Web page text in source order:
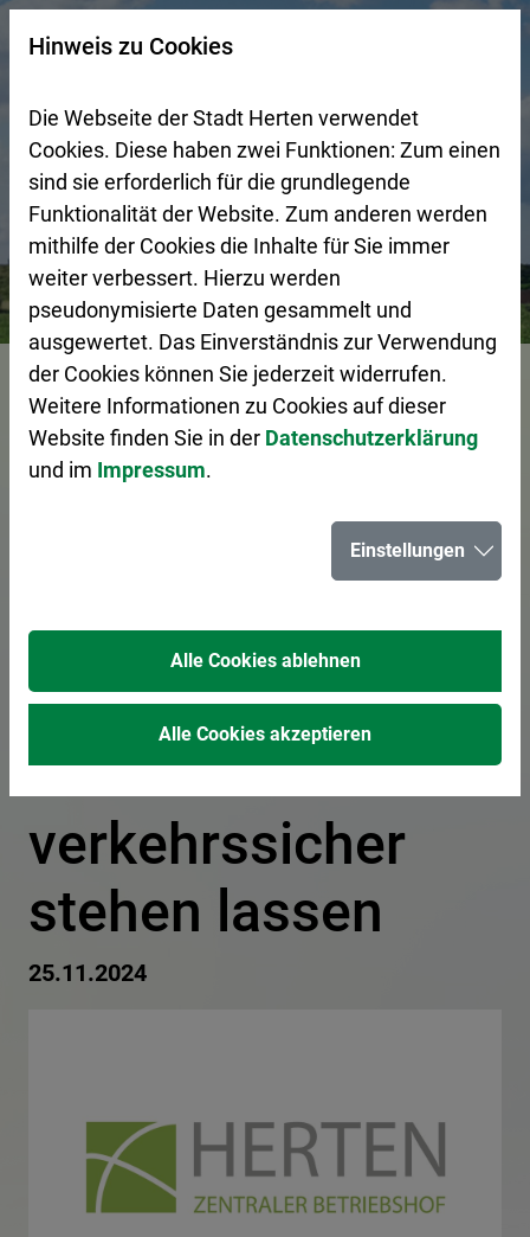
Zur Startseite (Schnelltaste 0)
Zum Seitenanfang springen (Schnelltaste A)
Zur Navigation/Menü springen (Schnelltaste M)
Zur Suche springen (Schnelltaste 8)
Zum Inhalt springen (Schnelltaste I)
Zum Fußbereich springen (Schnelltaste Z)
Bürgerservice Pressemeldungen Keine Papierabfuhr
Vorlesen
Papierabfuhr am
Montag, 25.
November -
Behälter
verkehrssicher
stehen lassen
25.11.2024
Suchseite mit Schnellsuche
Hinweis zu Cookies
Die Webseite der Stadt Herten verwendet
Cookies. Diese haben zwei Funktionen: Zum einen
sind sie erforderlich für die grundlegende
Funktionalität der Website. Zum anderen werden
mithilfe der Cookies die Inhalte für Sie immer
weiter verbessert. Hierzu werden
pseudonymisierte Daten gesammelt und
ausgewertet. Das Einverständnis zur Verwendung
der Cookies können Sie jederzeit widerrufen.
Weitere Informationen zu Cookies auf dieser
Website finden Sie in der Datenschutzerklärung
und im Impressum.
Einstellungen
Alle Cookies ablehnen
Alle Cookies akzeptieren